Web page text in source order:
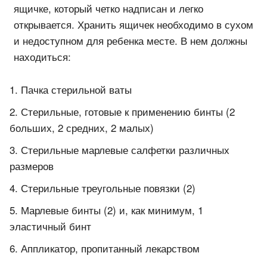
ящичке, который четко надписан и легко
открывается. Хранить ящичек необходимо в сухом
и недоступном для ребенка месте. В нем должны
находиться:
Пачка стерильной ваты
Стерильные, готовые к применению бинты (2
больших, 2 средних, 2 малых)
Стерильные марлевые салфетки различных
размеров
Стерильные треугольные повязки (2)
Марлевые бинты (2) и, как минимум, 1
эластичный бинт
Аппликатор, пропитанный лекарством